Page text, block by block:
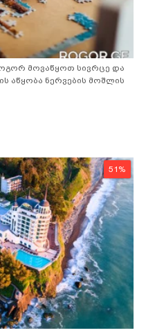
მოვაწყოთ სივრცე და
აწყობა ნერვების მოშლის
51%